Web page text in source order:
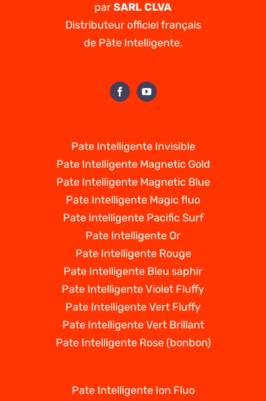
parSARL CLVA
Distributeur officiel français
de Pâte Intelligente.
Pate Intelligente Invisible
Pate Intelligente Magnetic Gold
Pate Intelligente Magnetic Blue
Pate Intelligente Magic fluo
Pate Intelligente Pacific Surf
Pate Intelligente Or
Pate Intelligente Rouge
Pate Intelligente Bleu saphir
Pate Intelligente Violet Fluffy
Pate Intelligente Vert Fluffy
Pate Intelligente Vert Brillant
Pate Intelligente Rose (bonbon)
Pate Intelligente Ion Fluo